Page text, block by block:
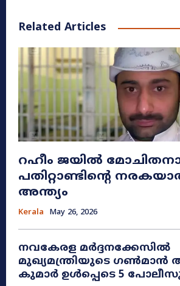
Related Articles
റഹീം ജയിൽ
പതിറ്റാണ്ടിന്റെ
അന്ത്യം
Kerala May 26, 2026
നവകേരള മർദ്ദനക്കേസിൽ
മുഖ്യമന്ത്രിയുടെ ഗൺമാൻ
കുമാർ ഉൾപ്പെടെ 5